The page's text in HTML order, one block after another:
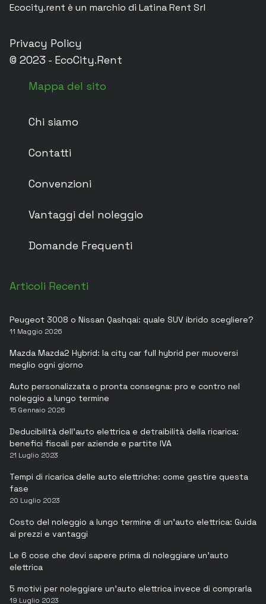
Ecocity.rent è un marchio di Latina Rent Srl
Privacy Policy
© 2023 - EcoCity.Rent
Mappa del sito
Chi siamo
Contatti
Convenzioni
Vantaggi del noleggio
Domande Frequenti
Articoli Recenti
Peugeot 3008 o Nissan Qashqai: quale SUV ibrido scegliere?
11 Maggio 2026
Mazda Mazda2 Hybrid: la city car full hybrid per muoversi
meglio ogni giorno
Auto personalizzata o pronta consegna: pro e contro nel
noleggio a lungo termine
15 Gennaio 2026
Deducibilità dell’auto elettrica e detraibilità della ricarica:
benefici fiscali per aziende e partite IVA
21 Luglio 2023
Tempi di ricarica delle auto elettriche: come gestire questa
fase
20 Luglio 2023
Costo del noleggio a lungo termine di un’auto elettrica: Guida
ai prezzi e vantaggi
Le 6 cose che devi sapere prima di noleggiare un’auto
elettrica
5 motivi per noleggiare un’auto elettrica invece di comprarla
19 Luglio 2023